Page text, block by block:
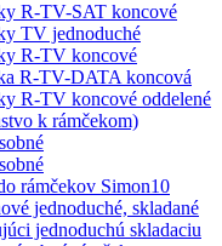
R-TV-SAT koncové
TV jednoduché
R-TV koncové
R-TV-DATA koncová
R-TV koncové oddelené
k rámčekom)
rámčekov Simon10
jednoduché, skladané
jednoduchú skladaciu